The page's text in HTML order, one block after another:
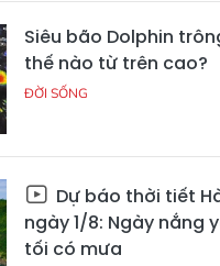
Siêu bão Dolphin
thế nào từ trên cao?
ĐỜI SỐNG
Dự báo thời tiết
ngày 1/8: Ngày nắng
tối có mưa